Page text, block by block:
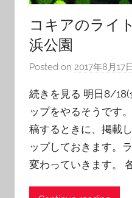
コキアのライ
浜公園
Posted on 2017年8月17
続きを見る 明日8/18(
ップをやるそうです
稿するときに、掲載
ップしておきます。
変わっていきます。